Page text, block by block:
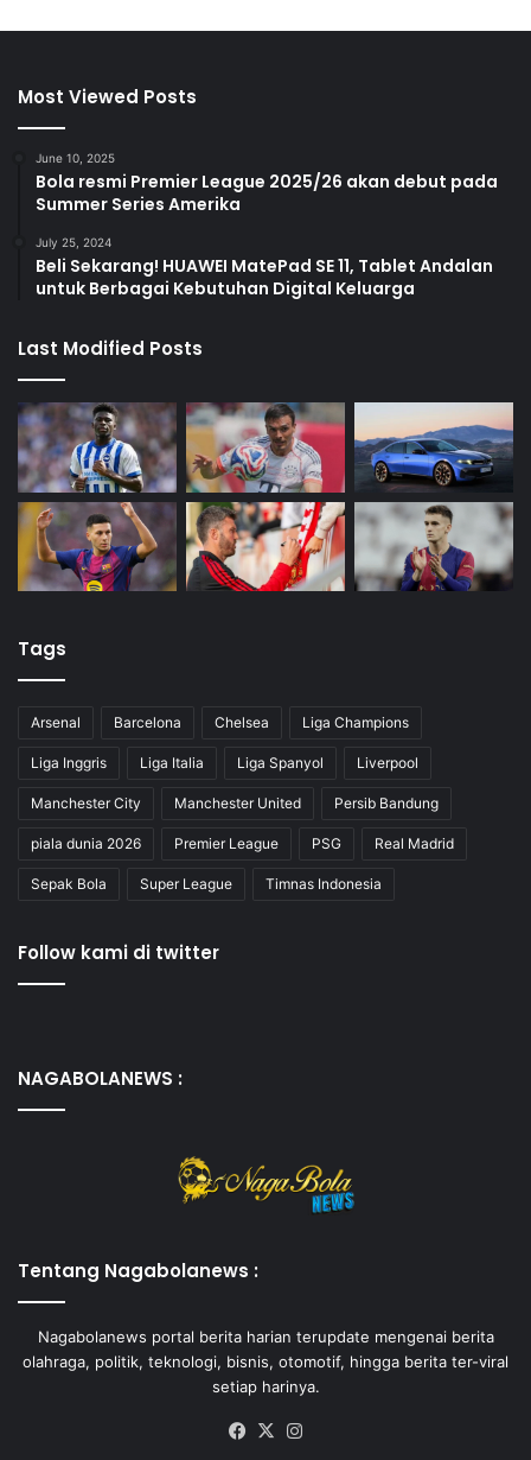
Most Viewed Posts
June 10, 2025
Bola resmi Premier League 2025/26 akan debut pada
Summer Series Amerika
July 25, 2024
Beli Sekarang! HUAWEI MatePad SE 11, Tablet Andalan
untuk Berbagai Kebutuhan Digital Keluarga
Last Modified Posts
Tags
Arsenal Barcelona Chelsea Liga Champions
Liga Inggris Liga Italia Liga Spanyol Liverpool
Manchester City Manchester United Persib Bandung
piala dunia 2026 Premier League PSG Real Madrid
Sepak Bola Super League Timnas Indonesia
Follow kami di twitter
NAGABOLANEWS :
Tentang Nagabolanews :
Nagabolanews portal berita harian terupdate mengenai berita
olahraga, politik, teknologi, bisnis, otomotif, hingga berita ter-viral
setiap harinya.
Facebook
X